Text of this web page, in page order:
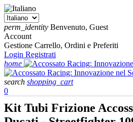
perm_identity Benvenuto, Guest
Account
Gestione Carrello, Ordini e Preferiti
Login Registrati
home
search shopping_cart
0
Kit Tubi Frizione